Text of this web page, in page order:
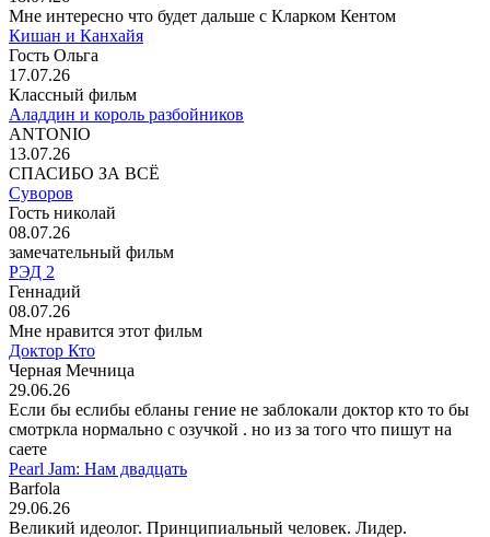
Мне интересно что будет дальше с Кларком Кентом
Кишан и Канхайя
Гость Ольга
17.07.26
Классный фильм
Аладдин и король разбойников
ANTONIO
13.07.26
СПАСИБО ЗА ВСЁ
Суворов
Гость николай
08.07.26
замечательный фильм
РЭД 2
Геннадий
08.07.26
Мне нравится этот фильм
Доктор Кто
Черная Мечница
29.06.26
Если бы еслибы ебланы гение не заблокали доктор кто то бы
смотркла нормально с озучкой . но из за того что пишут на
саете
Pearl Jam: Нам двадцать
Barfola
29.06.26
Великий идеолог. Принципиальный человек. Лидер.